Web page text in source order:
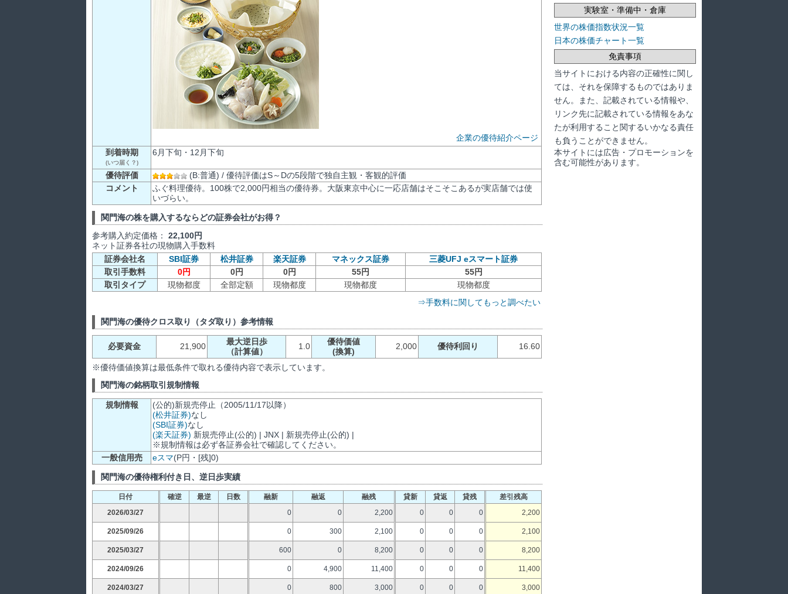
企業の優待紹介ページ
到着時期
(いつ届く？)
6月下旬・12月下旬
優待評価
(B:普通) / 優待評価はS～Dの5段階で独自主観・客観的評価
コメント
ふぐ料理優待。100株で2,000円相当の優待券。大阪東京中心に一応店舗はそこそこあるが実店舗では使
いづらい。
関門海の株を購入するならどの証券会社がお得？
参考購入約定価格： 22,100円
ネット証券各社の現物購入手数料
証券会社名
SBI証券 松井証券 楽天証券 マネックス証券
三菱UFJ eスマート証券
取引手数料
0円 0円 0円 55円
55円
取引タイプ
現物都度 全部定額 現物都度 現物都度
現物都度
⇒手数料に関してもっと調べたい
関門海の優待クロス取り（タダ取り）参考情報
必要資金 21,900
最大逆日歩
（計算値）
1.0
優待価値
(換算)
2,000 優待利回り 16.60
※優待価値換算は最低条件で取れる優待内容で表示しています。
関門海の銘柄取引規制情報
規制情報
(公的)新規売停止（2005/11/17以降）
(松井証券)なし
(SBI証券)なし
(楽天証券) 新規売停止(公的) | JNX | 新規売停止(公的) |
※規制情報は必ず各証券会社で確認してください。
一般信用売
eスマ(P円・[残]0)
関門海の優待権利付き日、逆日歩実績
日付 確逆 最逆 日数 融新 融返 融残 貸新 貸返 貸残 差引残高
2026/03/27 0 0 2,200 0 0 0 2,200
2025/09/26 0 300 2,100 0 0 0 2,100
2025/03/27 600 0 8,200 0 0 0 8,200
2024/09/26 0 4,900 11,400 0 0 0 11,400
2024/03/27 0 800 3,000 0 0 0 3,000
実験室・準備中・倉庫
世界の株価指数状況一覧
日本の株価チャート一覧
免責事項
当サイトにおける内容の正確性に関し
ては、それを保障するものではありま
せん。また、記載されている情報や、
リンク先に記載されている情報をあな
たが利用すること関するいかなる責任
も負うことができません。
本サイトには広告・プロモーションを
含む可能性があります。